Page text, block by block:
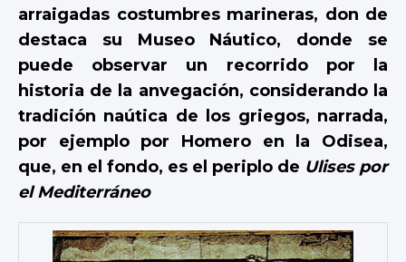
arraigadas costumbres marineras, don de
destaca su Museo Náutico, donde se
puede observar un recorrido por la
historia de la anvegación, considerando la
tradición naútica de los griegos, narrada,
por ejemplo por Homero en la Odisea,
que, en el fondo, es el periplo de Ulises por
el Mediterráneo